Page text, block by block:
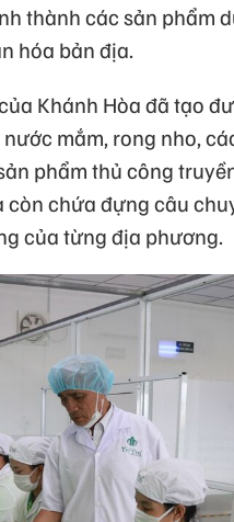
thành các sản phẩm
hóa bản địa.
Khánh Hòa đã tạo
mắm, rong nho,
phẩm thủ công
chứa đựng câu
của từng địa phương.